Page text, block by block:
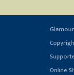
Online